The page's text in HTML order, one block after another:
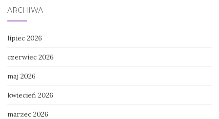
ARCHIWA
lipiec 2026
czerwiec 2026
maj 2026
kwiecień 2026
marzec 2026